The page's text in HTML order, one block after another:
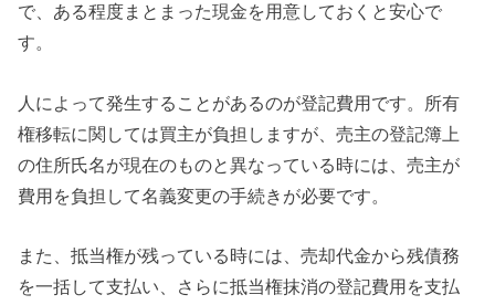
で、ある程度まとまった現金を用意しておくと安心で
す。
人によって発生することがあるのが登記費用です。所有
権移転に関しては買主が負担しますが、売主の登記簿上
の住所氏名が現在のものと異なっている時には、売主が
費用を負担して名義変更の手続きが必要です。
また、抵当権が残っている時には、売却代金から残債務
を一括して支払い、さらに抵当権抹消の登記費用を支払